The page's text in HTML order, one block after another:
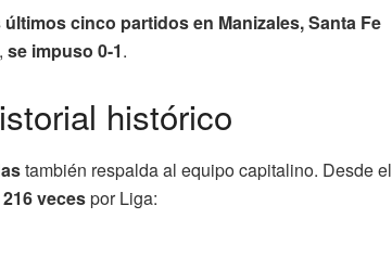
últimos cinco partidos en Manizales, Santa Fe
se impuso 0-1.
histórico
también respalda al equipo capitalino. Desde el
216 vecespor Liga: